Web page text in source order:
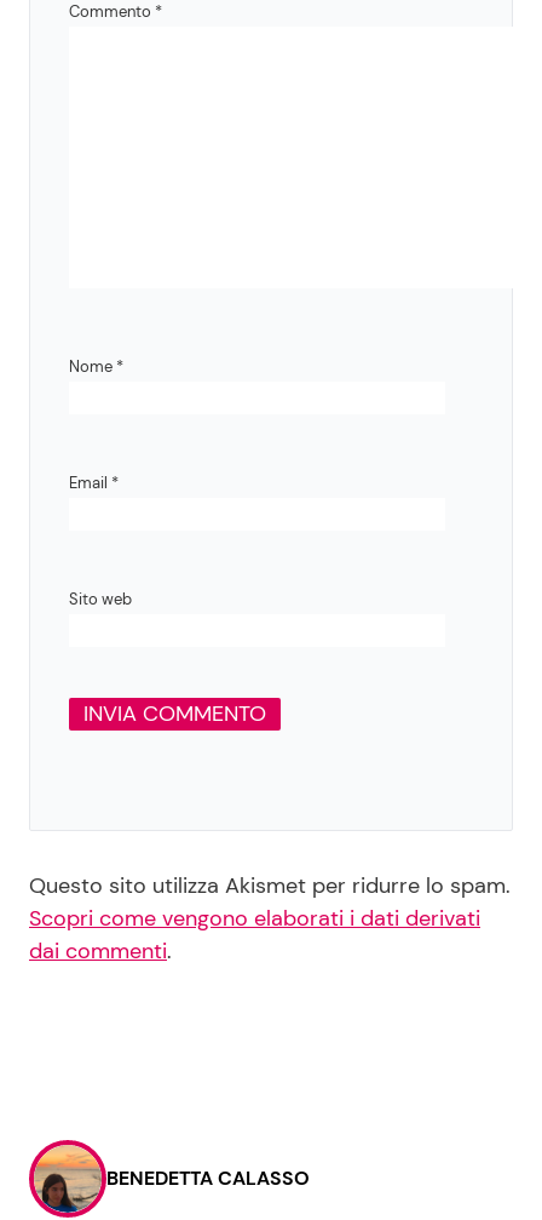
Commento *
Nome *
Email *
Sito web
Questo sito utilizza Akismet per ridurre lo spam.
Scopri come vengono elaborati i dati derivati
dai commenti.
BENEDETTA CALASSO